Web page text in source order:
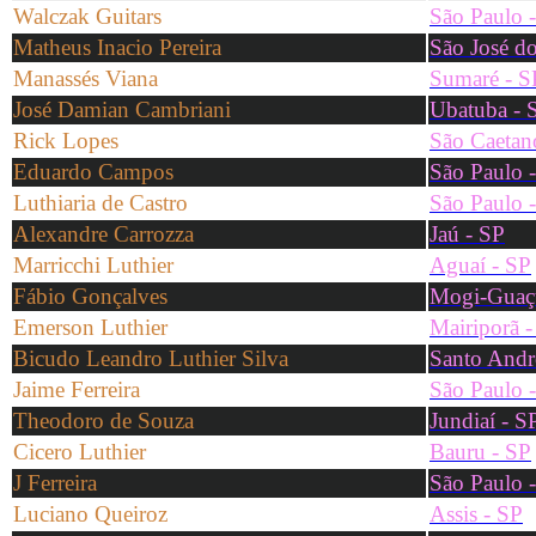
Walczak Guitars
São Paulo
Matheus Inacio Pereira
São José
Manassés Viana
Sumaré -
José Damian Cambriani
Ubatuba -
Rick Lopes
São
Eduardo Campos
São Paulo
Luthiaria de Castro
São Paulo
Alexandre Carrozza
Jaú - SP
Marricchi Luthier
Aguaí - SP
Fábio Gonçalves
Mogi-
Emerson Luthier
Mairiporã -
Bicudo Leandro Luthier Silva
Santo
Jaime Ferreira
São Paulo
Theodoro de Souza
Jundiaí -
Cicero Luthier
Bauru - SP
J Ferreira
São Paulo
Luciano Queiroz
Assis - SP